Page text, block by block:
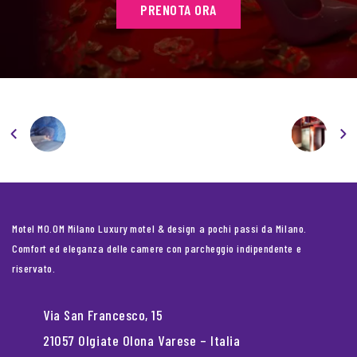
PRENOTA ORA
Motel MO.OM Milano Luxury motel & design a pochi passi da Milano.
Comfort ed eleganza delle camere con parcheggio indipendente e
riservato.
Via San Francesco, 15
21057 Olgiate Olona Varese – Italia